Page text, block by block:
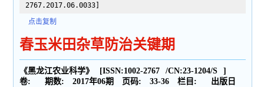
2767.2017.06.0033]
点击复制
春玉米田杂草防治关键期
《黑龙江农业科学》 [ISSN:1002-2767 /CN:23-1204/S
]
卷:
期数: 2017年06期 页码: 33-36 栏目:
出版日